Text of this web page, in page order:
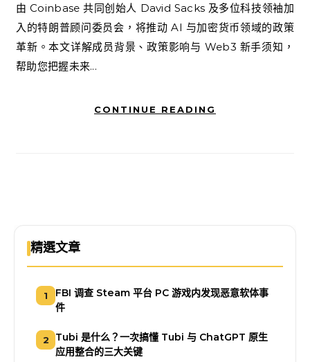
由 Coinbase 共同创始人 David Sacks 及多位科技领袖加
入的特朗普顾问委员会，将推动 AI 与加密货币领域的政策
革新。本文详解成员背景、政策影响与 Web3 新手须知，
帮助您把握未来...
CONTINUE READING
精選文章
1
FBI 调查 Steam 平台 PC 游戏内发现恶意软体事
件
2
Tubi 是什么？一次搞懂 Tubi 与 ChatGPT 原生
应用整合的三大关键